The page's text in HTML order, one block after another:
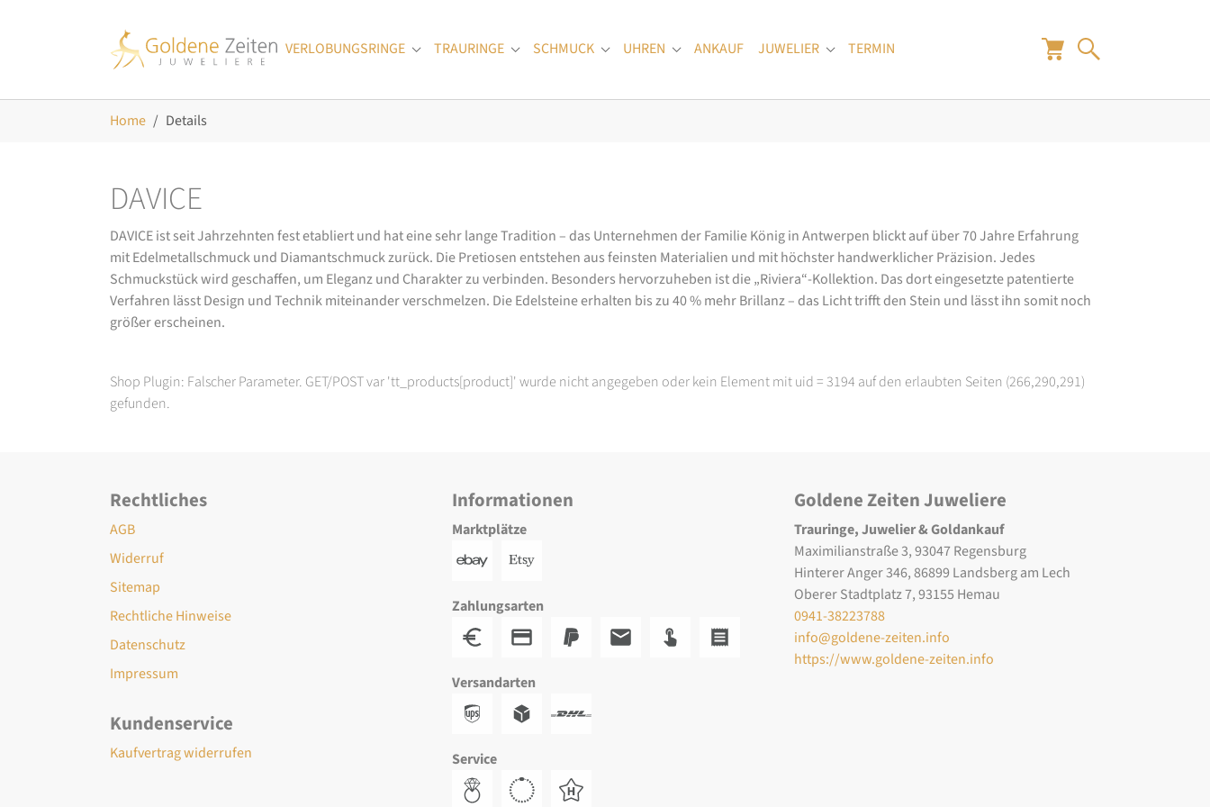
VERLOBUNGSRINGE
Submenu for "Verlobungsringe"
TRAURINGE Submenu for "Trauringe"
SCHMUCK Submenu for "Schmuck"
UHREN Submenu for "Uhren"
ANKAUF JUWELIER Submenu for "Juwelier"
TERMIN
Home Details
DAVICE
DAVICE ist seit Jahrzehnten fest etabliert und hat eine sehr lange Tradition – das Unternehmen der Familie König in Antwerpen blickt auf über 70 Jahre Erfahrung
mit Edelmetallschmuck und Diamantschmuck zurück. Die Pretiosen entstehen aus feinsten Materialien und mit höchster handwerklicher Präzision. Jedes
Schmuckstück wird geschaffen, um Eleganz und Charakter zu verbinden. Besonders hervorzuheben ist die „Riviera“-Kollektion. Das dort eingesetzte patentierte
Verfahren lässt Design und Technik miteinander verschmelzen. Die Edelsteine erhalten bis zu 40 % mehr Brillanz – das Licht trifft den Stein und lässt ihn somit noch
größer erscheinen.
Shop Plugin: Falscher Parameter. GET/POST var 'tt_products[product]' wurde nicht angegeben oder kein Element mit uid = 3194 auf den erlaubten Seiten (266,290,291)
gefunden.
Rechtliches
AGB
Widerruf
Sitemap
Rechtliche Hinweise
Datenschutz
Impressum
Kundenservice
Kaufvertrag widerrufen
Informationen
Marktplätze
Zahlungsarten
Versandarten
Service
Goldene Zeiten Juweliere
Trauringe, Juwelier & Goldankauf
Maximilianstraße 3, 93047 Regensburg
Hinterer Anger 346, 86899 Landsberg am Lech
Oberer Stadtplatz 7, 93155 Hemau
0941-38223788
info@goldene-zeiten.info
https://www.goldene-zeiten.info